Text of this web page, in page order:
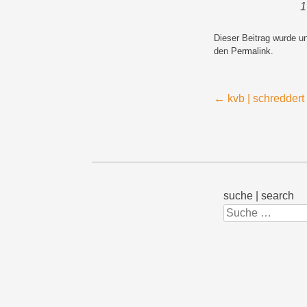
Dieser Beitrag wurde
den Permalink.
Beitragsnavigation
← kvb |
suche | search
Suchen